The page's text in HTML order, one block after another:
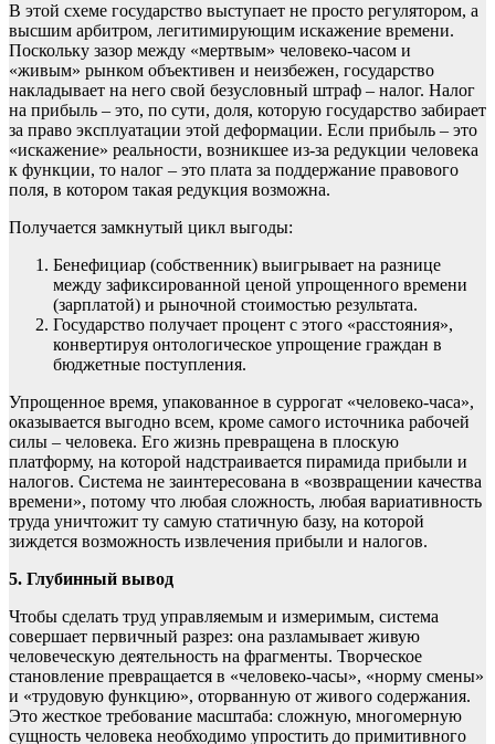
В этой схеме государство выступает не просто регулятором, а
высшим арбитром, легитимирующим искажение времени.
Поскольку зазор между «мертвым» человеко-часом и
«живым» рынком объективен и неизбежен, государство
накладывает на него свой безусловный штраф – налог. Налог
на прибыль – это, по сути, доля, которую государство забирает
за право эксплуатации этой деформации. Если прибыль – это
«искажение» реальности, возникшее из-за редукции человека
к функции, то налог – это плата за поддержание правового
поля, в котором такая редукция возможна.
Получается замкнутый цикл выгоды:
Бенефициар (собственник) выигрывает на разнице
между зафиксированной ценой упрощенного времени
(зарплатой) и рыночной стоимостью результата.
Государство получает процент с этого «расстояния»,
конвертируя онтологическое упрощение граждан в
бюджетные поступления.
Упрощенное время, упакованное в суррогат «человеко-часа»,
оказывается выгодно всем, кроме самого источника рабочей
силы – человека. Его жизнь превращена в плоскую
платформу, на которой надстраивается пирамида прибыли и
налогов. Система не заинтересована в «возвращении качества
времени», потому что любая сложность, любая вариативность
труда уничтожит ту самую статичную базу, на которой
зиждется возможность извлечения прибыли и налогов.
5. Глубинный вывод
Чтобы сделать труд управляемым и измеримым, система
совершает первичный разрез: она разламывает живую
человеческую деятельность на фрагменты. Творческое
становление превращается в «человеко-часы», «норму смены»
и «трудовую функцию», оторванную от живого содержания.
Это жесткое требование масштаба: сложную, многомерную
сущность человека необходимо упростить до примитивного